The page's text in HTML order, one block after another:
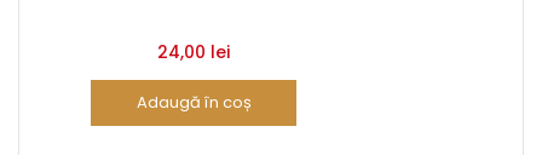
24,00 lei
Adaugă în coș